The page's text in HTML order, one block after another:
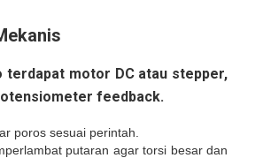
terdapat motor DC atau stepper,
feedback.
poros sesuai perintah.
putaran agar torsi besar dan